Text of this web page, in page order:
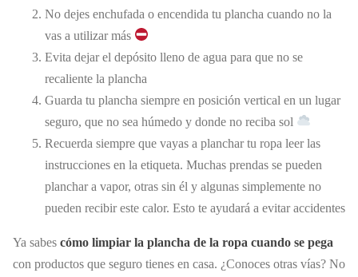
No dejes enchufada o encendida tu plancha cuando no la
vas a utilizar más
Evita dejar el depósito lleno de agua para que no se
recaliente la plancha
Guarda tu plancha siempre en posición vertical en un lugar
seguro, que no sea húmedo y donde no reciba sol
Recuerda siempre que vayas a planchar tu ropa leer las
instrucciones en la etiqueta. Muchas prendas se pueden
planchar a vapor, otras sin él y algunas simplemente no
pueden recibir este calor. Esto te ayudará a evitar accidentes
Ya sabes cómo limpiar la plancha de la ropa cuando se pega
con productos que seguro tienes en casa. ¿Conoces otras vías? No